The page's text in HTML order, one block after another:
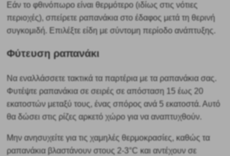
Εάν το φθινόπωρο είναι θερμότερο (ιδίως στις νότιες
περιοχές), σπείρετε ραπανάκια στο έδαφος μετά τη θερινή
συγκομιδή. Επιλέξτε είδη με σύντομη περίοδο ανάπτυξης.
Φύτευση ραπανάκι
Να εναλλάσσετε τακτικά τα παρτέρια με τα ραπανάκια σας.
Φυτέψτε ραπανάκια σεσειρές σε απόσταση 15 έως 20
εκατοστών μεταξύ τους, ένας σπόρος ανά 5 εκατοστά. Αυτό
θα δώσει στις ρίζες αρκετό χώρο για να αναπτυχθούν.
Μην ανησυχείτε για τις χαμηλές θερμοκρασίες, καθώς τα
ραπανάκια βλαστάνουν στους 2-3°C και αντέχουν σε